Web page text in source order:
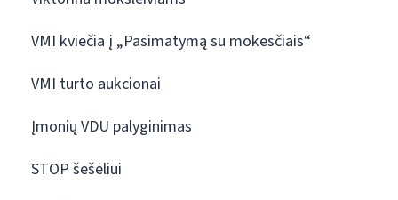
VMI kviečia į „Pasimatymą su mokesčiais“
VMI turto aukcionai
Įmonių VDU palyginimas
STOP šešėliui